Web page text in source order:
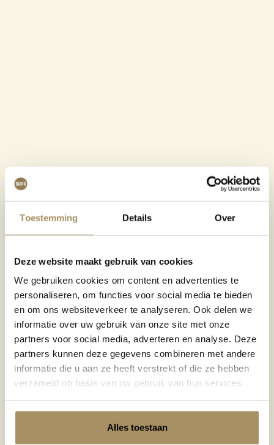
Toestemming Details Over
Deze website maakt gebruik van cookies
We gebruiken cookies om content en advertenties te
personaliseren, om functies voor social media te bieden
en om ons websiteverkeer te analyseren. Ook delen we
informatie over uw gebruik van onze site met onze
partners voor social media, adverteren en analyse. Deze
partners kunnen deze gegevens combineren met andere
informatie die u aan ze heeft verstrekt of die ze hebben
verzameld op basis van uw gebruik van hun services.
Alles toestaan